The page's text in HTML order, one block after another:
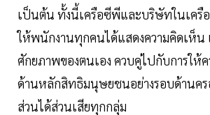
เป็นต้น ทั้งนี้เครือซีพีและบริษัทในเครื
ให้พนักงานทุกคนได้แสดงความคิดเห็
ศักยภาพของตนเอง ควบคู่ไปกับการให้
ด้านหลักสิทธิมนุษยชนอย่างรอบด้านค
ส่วนได้ส่วนเสียทุกกลุ่ม